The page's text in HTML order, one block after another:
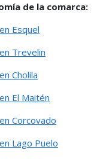
de la comarca:
Esquel
Trevelin
Cholila
El Maitén
Corcovado
Lago Puelo